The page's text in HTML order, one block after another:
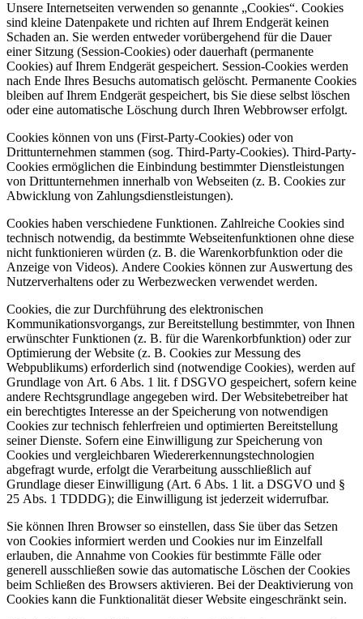
Unsere Internetseiten verwenden so genannte „Cookies“. Cookies
sind kleine Datenpakete und richten auf Ihrem Endgerät keinen
Schaden an. Sie werden entweder vorübergehend für die Dauer
einer Sitzung (Session-Cookies) oder dauerhaft (permanente
Cookies) auf Ihrem Endgerät gespeichert. Session-Cookies werden
nach Ende Ihres Besuchs automatisch gelöscht. Permanente Cookies
bleiben auf Ihrem Endgerät gespeichert, bis Sie diese selbst löschen
oder eine automatische Löschung durch Ihren Webbrowser erfolgt.
Cookies können von uns (First-Party-Cookies) oder von
Drittunternehmen stammen (sog. Third-Party-Cookies). Third-Party-
Cookies ermöglichen die Einbindung bestimmter Dienstleistungen
von Drittunternehmen innerhalb von Webseiten (z. B. Cookies zur
Abwicklung von Zahlungsdienstleistungen).
Cookies haben verschiedene Funktionen. Zahlreiche Cookies sind
technisch notwendig, da bestimmte Webseitenfunktionen ohne diese
nicht funktionieren würden (z. B. die Warenkorbfunktion oder die
Anzeige von Videos). Andere Cookies können zur Auswertung des
Nutzerverhaltens oder zu Werbezwecken verwendet werden.
Cookies, die zur Durchführung des elektronischen
Kommunikationsvorgangs, zur Bereitstellung bestimmter, von Ihnen
erwünschter Funktionen (z. B. für die Warenkorbfunktion) oder zur
Optimierung der Website (z. B. Cookies zur Messung des
Webpublikums) erforderlich sind (notwendige Cookies), werden auf
Grundlage von Art. 6 Abs. 1 lit. f DSGVO gespeichert, sofern keine
andere Rechtsgrundlage angegeben wird. Der Websitebetreiber hat
ein berechtigtes Interesse an der Speicherung von notwendigen
Cookies zur technisch fehlerfreien und optimierten Bereitstellung
seiner Dienste. Sofern eine Einwilligung zur Speicherung von
Cookies und vergleichbaren Wiedererkennungstechnologien
abgefragt wurde, erfolgt die Verarbeitung ausschließlich auf
Grundlage dieser Einwilligung (Art. 6 Abs. 1 lit. a DSGVO und §
25 Abs. 1 TDDDG); die Einwilligung ist jederzeit widerrufbar.
Sie können Ihren Browser so einstellen, dass Sie über das Setzen
von Cookies informiert werden und Cookies nur im Einzelfall
erlauben, die Annahme von Cookies für bestimmte Fälle oder
generell ausschließen sowie das automatische Löschen der Cookies
beim Schließen des Browsers aktivieren. Bei der Deaktivierung von
Cookies kann die Funktionalität dieser Website eingeschränkt sein.